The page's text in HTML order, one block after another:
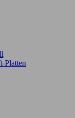
Platten